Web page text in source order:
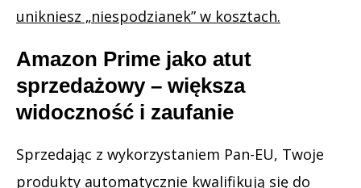
unikniesz „niespodzianek” w kosztach.
Amazon Prime jako atut
sprzedażowy – większa
widoczność i zaufanie
Sprzedając z wykorzystaniem Pan-EU, Twoje
produkty automatycznie kwalifikują się do